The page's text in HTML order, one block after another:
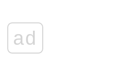
ad